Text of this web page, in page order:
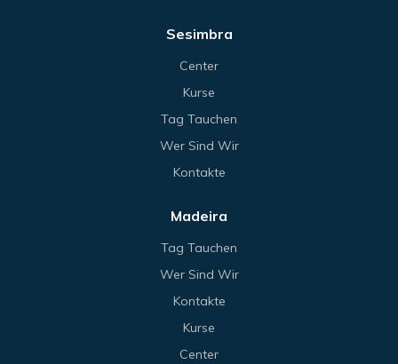
Sesimbra
Center
Kurse
Tag Tauchen
Wer Sind Wir
Kontakte
Madeira
Tag Tauchen
Wer Sind Wir
Kontakte
Kurse
Center